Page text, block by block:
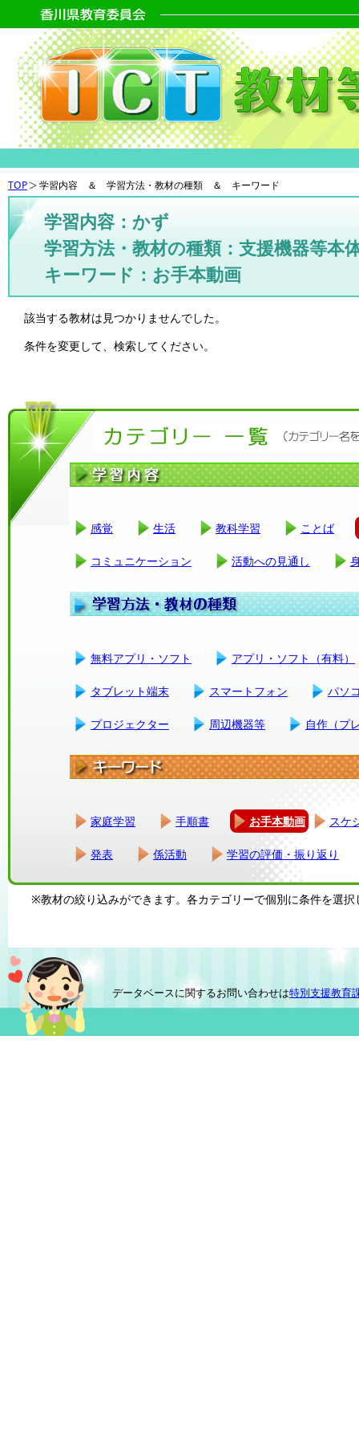
TOP 学習内容 ＆ 学習方法・教材の種類 ＆ キーワード
学習内容：かず
学習方法・教材の種類：支援機器等本
キーワード：お手本動画
該当する教材は見つかりませんでした。
条件を変更して、検索してください。
感覚 生活 教科学習 ことば
コミュニケーション 活動への見通し
無料アプリ・ソフト アプリ・ソフト（有料）
タブレット端末 スマートフォン パソ
プロジェクター 周辺機器等 自作（プ
家庭学習 手順書 お手本動画 スケ
発表 係活動 学習の評価・振り返り
※教材の絞り込みができます。各カテゴリーで個別に条件を選択
データベースに関するお問い合わせは特別支援教育